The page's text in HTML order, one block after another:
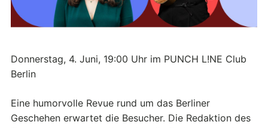
Donnerstag, 4. Juni, 19:00 Uhr im PUNCH L!NE Club
Berlin
Eine humorvolle Revue rund um das Berliner
Geschehen erwartet die Besucher. Die Redaktion des